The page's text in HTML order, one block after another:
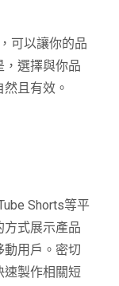
可以讓你的品
，選擇與你品
且有效。
Shorts等平
方式展示產品
動用戶。密切
速製作相關短